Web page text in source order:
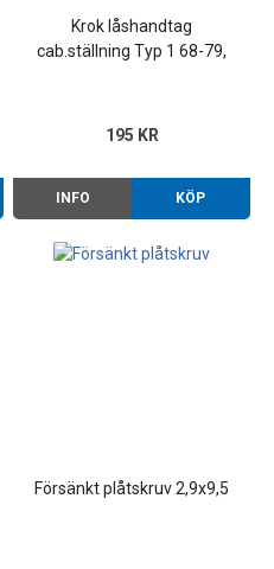
Krok låshandtag
cab.ställning Typ 1 68-79,
195 KR
INFO KÖP
Försänkt plåtskruv 2,9x9,5